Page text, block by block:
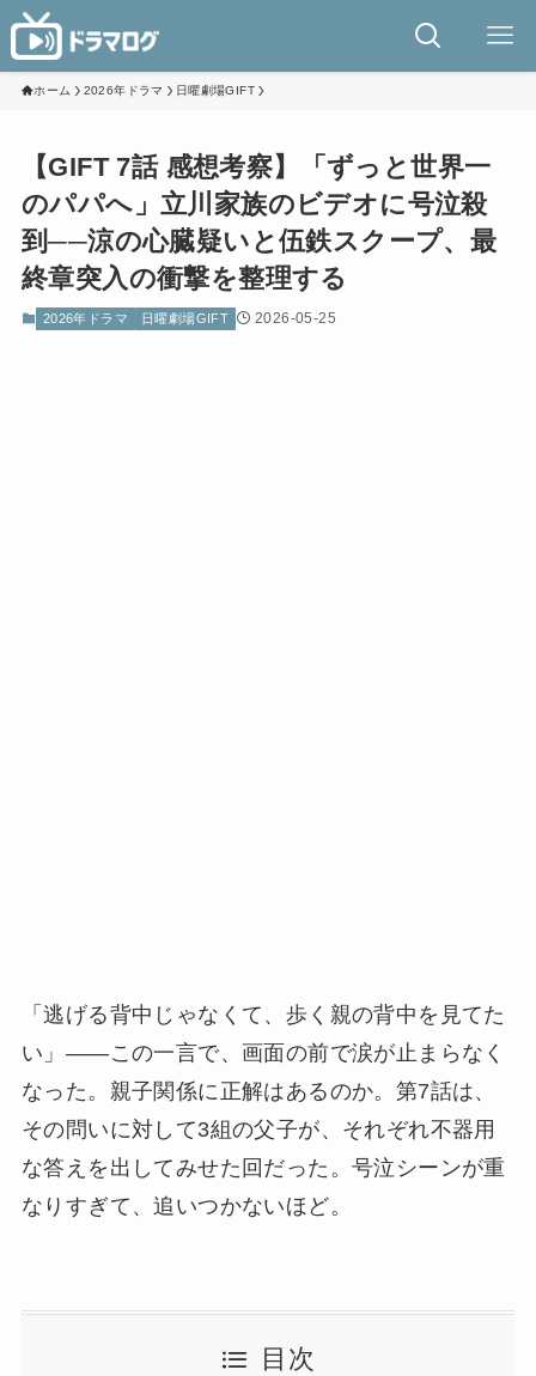
ホーム 2026年ドラマ 日曜劇場GIFT
【GIFT 7話 感想考察】「ずっと世界一
のパパへ」立川家族のビデオに号泣殺
到──涼の心臓疑いと伍鉄スクープ、最
終章突入の衝撃を整理する
2026年ドラマ 日曜劇場GIFT 2026-05-25
「逃げる背中じゃなくて、歩く親の背中を見てた
い」——この一言で、画面の前で涙が止まらなく
なった。親子関係に正解はあるのか。第7話は、
その問いに対して3組の父子が、それぞれ不器用
な答えを出してみせた回だった。号泣シーンが重
なりすぎて、追いつかないほど。
目次